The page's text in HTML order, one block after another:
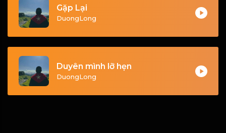
Gặp Lại
DuongLong
Duyên mình lỡ hẹn
DuongLong